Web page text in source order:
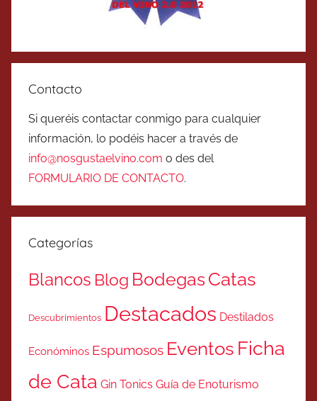
Contacto
Si queréis contactar conmigo para cualquier
información, lo podéis hacer a través de
info@nosgustaelvino.com o des del
FORMULARIO DE CONTACTO.
Categorías
Blancos Blog BodegasCatas
Descubrimientos Destacados Destilados
Económinos Espumosos Eventos Ficha
de Cata Gin Tonics Guía de Enoturismo